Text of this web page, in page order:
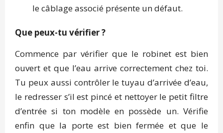
le câblage associé présente un défaut.
Que peux-tu vérifier ?
Commence par vérifier que le robinet est bien
ouvert et que l’eau arrive correctement chez toi.
Tu peux aussi contrôler le tuyau d’arrivée d’eau,
le redresser s’il est pincé et nettoyer le petit filtre
d’entrée si ton modèle en possède un. Vérifie
enfin que la porte est bien fermée et que le